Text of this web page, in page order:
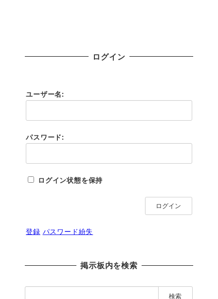
ログイン
ユーザー名:
パスワード:
ログイン状態を保持
ログイン
登録 パスワード紛失
掲示板内を検索